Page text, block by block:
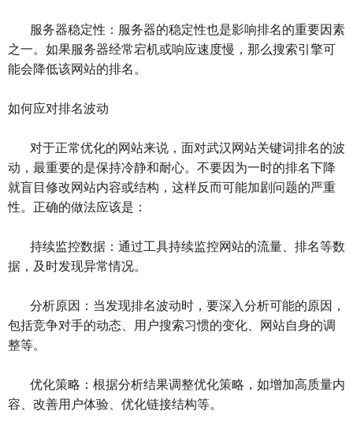
服务器稳定性：服务器的稳定性也是影响排名的重要因素
之一。如果服务器经常宕机或响应速度慢，那么搜索引擎可
能会降低该网站的排名。
如何应对排名波动
对于正常优化的网站来说，面对武汉网站关键词排名的波
动，最重要的是保持冷静和耐心。不要因为一时的排名下降
就盲目修改网站内容或结构，这样反而可能加剧问题的严重
性。正确的做法应该是：
持续监控数据：通过工具持续监控网站的流量、排名等数
据，及时发现异常情况。
分析原因：当发现排名波动时，要深入分析可能的原因，
包括竞争对手的动态、用户搜索习惯的变化、网站自身的调
整等。
优化策略：根据分析结果调整优化策略，如增加高质量内
容、改善用户体验、优化链接结构等。